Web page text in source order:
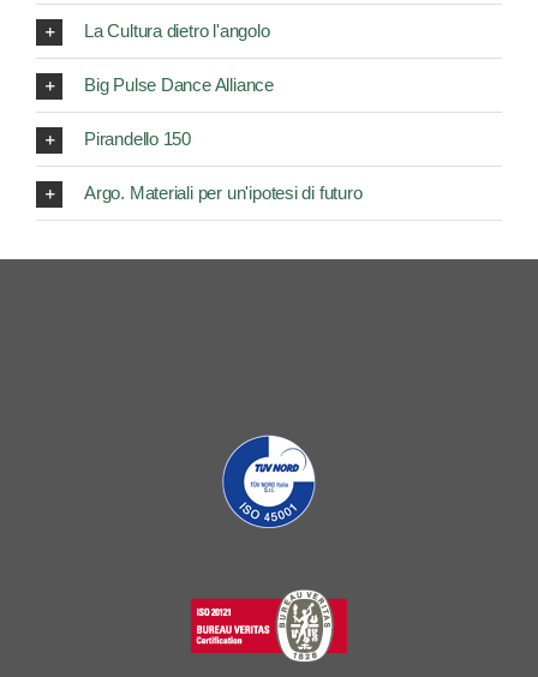
La Cultura dietro l'angolo
Big Pulse Dance Alliance
Pirandello 150
Argo. Materiali per un'ipotesi di futuro